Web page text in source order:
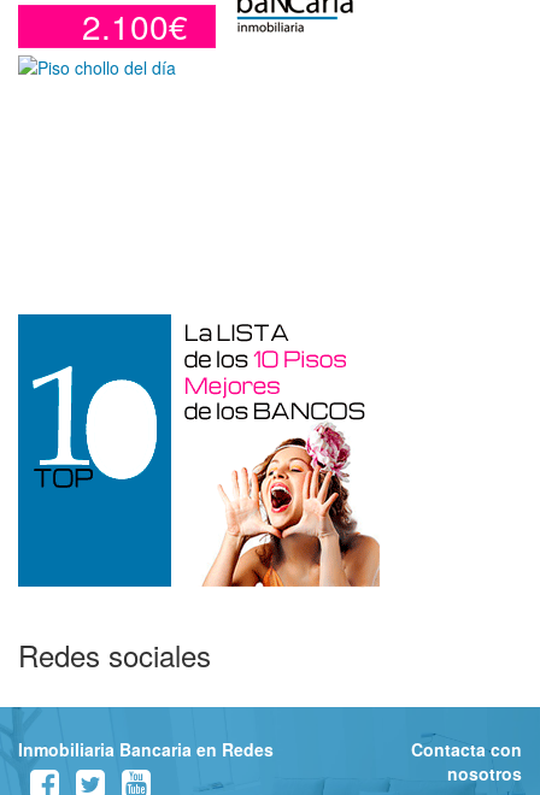
2.100€
Redes sociales
Inmobiliaria Bancaria en Redes
Contacta con
nosotros